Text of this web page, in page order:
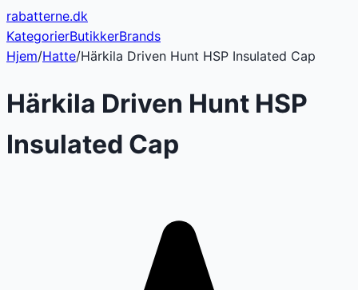
rabatterne.dk
KategorierButikkerBrands
Hjem/Hatte/Härkila Driven Hunt HSP Insulated Cap
Härkila Driven Hunt HSP
Insulated Cap